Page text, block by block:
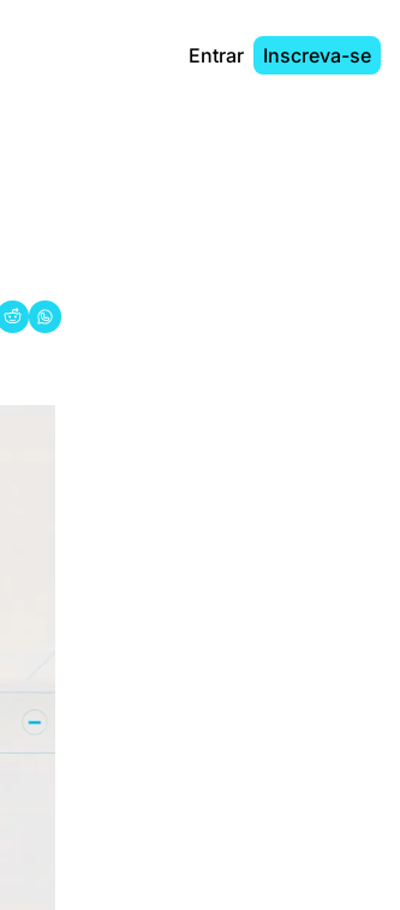
Entrar Inscreva-se